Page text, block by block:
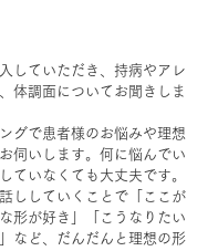
していただき、持病やアレ
体調面についてお聞きしま
グで患者様のお悩みや理想
伺いします。何に悩んでい
ていなくても大丈夫です。
ししていくことで「ここが
形が好き」「こうなりたい
など、だんだんと理想の形